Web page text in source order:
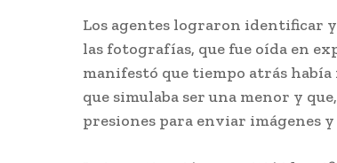
Los agentes lograron identificar
las fotografías, que fue oída en
manifestó que tiempo atrás
que simulaba ser una menor y
presiones para enviar imágenes